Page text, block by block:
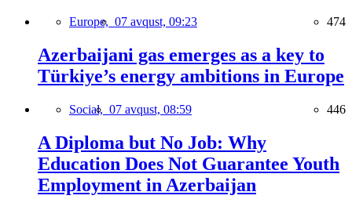
Europe, 07 avqust, 09:23 474
Azerbaijani gas emerges as a key to
Türkiye’s energy ambitions in Europe
Social, 07 avqust, 08:59 446
A Diploma but No Job: Why
Education Does Not Guarantee Youth
Employment in Azerbaijan